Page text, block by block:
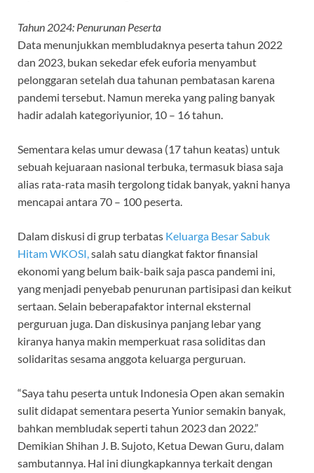
Tahun 2024: Penurunan Peserta
Data menunjukkan membludaknya peserta tahun 2022
dan 2023, bukan sekedar efek euforia menyambut
pelonggaran setelah dua tahunan pembatasan karena
pandemi tersebut. Namun mereka yang paling banyak
hadir adalah kategoriyunior, 10 – 16 tahun.
Sementara kelas umur dewasa (17 tahun keatas) untuk
sebuah kejuaraan nasional terbuka, termasuk biasa saja
alias rata-rata masih tergolong tidak banyak, yakni hanya
mencapai antara 70 – 100 peserta.
Dalam diskusi di grup terbatas Keluarga Besar Sabuk
Hitam WKOSI, salah satu diangkat faktor finansial
ekonomi yang belum baik-baik saja pasca pandemi ini,
yang menjadi penyebab penurunan partisipasi dan keikut
sertaan. Selain beberapafaktor internal eksternal
perguruan juga. Dan diskusinya panjang lebar yang
kiranya hanya makin memperkuat rasa soliditas dan
solidaritas sesama anggota keluarga perguruan.
“Saya tahu peserta untuk Indonesia Open akan semakin
sulit didapat sementara peserta Yunior semakin banyak,
bahkan membludak seperti tahun 2023 dan 2022.”
Demikian Shihan J. B. Sujoto, Ketua Dewan Guru, dalam
sambutannya. Hal ini diungkapkannya terkait dengan